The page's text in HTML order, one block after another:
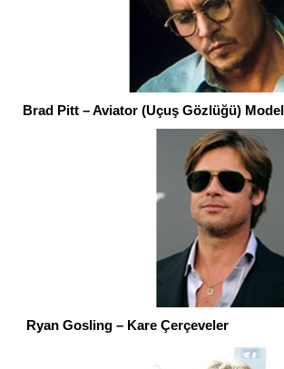
Brad Pitt – Aviator (Uçuş Gözlüğü)
Ryan Gosling – Kare Çerçeveler